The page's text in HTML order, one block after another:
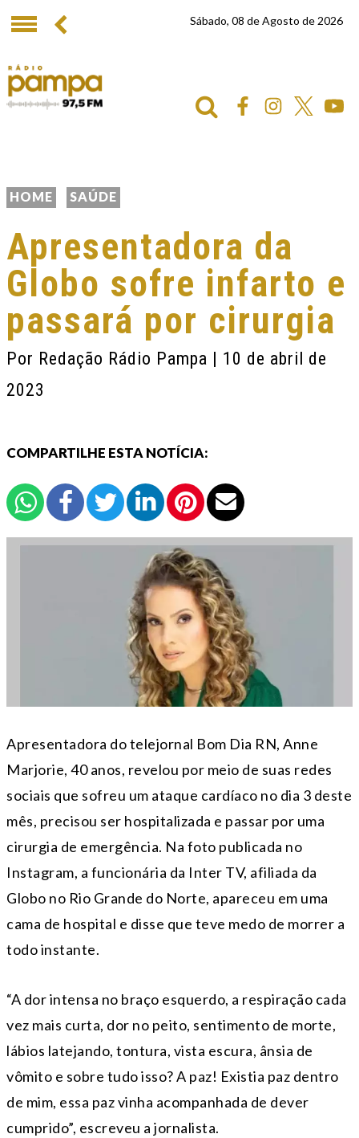
Sábado, 08 de Agosto de 2026
HOME SAÚDE
Apresentadora da
Globo sofre infarto e
passará por cirurgia
Por Redação Rádio Pampa | 10 de abril de
2023
COMPARTILHE ESTA NOTÍCIA:
Apresentadora do telejornal Bom Dia RN, Anne
Marjorie, 40 anos, revelou por meio de suas redes
sociais que sofreu um ataque cardíaco no dia 3 deste
mês, precisou ser hospitalizada e passar por uma
cirurgia de emergência. Na foto publicada no
Instagram, a funcionária da Inter TV, afiliada da
Globo no Rio Grande do Norte, apareceu em uma
cama de hospital e disse que teve medo de morrer a
todo instante.
“A dor intensa no braço esquerdo, a respiração cada
vez mais curta, dor no peito, sentimento de morte,
lábios latejando, tontura, vista escura, ânsia de
vômito e sobre tudo isso? A paz! Existia paz dentro
de mim, essa paz vinha acompanhada de dever
cumprido”, escreveu a jornalista.